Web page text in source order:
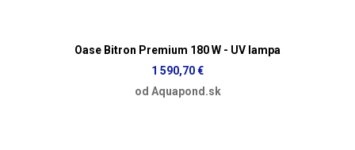
Oase Bitron Premium 180 W - UV lampa
1 590,70 €
od Aquapond.sk